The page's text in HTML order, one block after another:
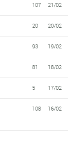
107 21/02
20 20/02
93 19/02
81 18/02
5 17/02
108 16/02